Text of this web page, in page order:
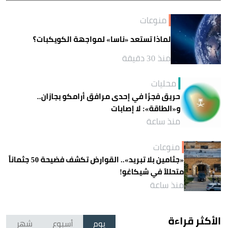
منوعات
لماذا تستعد «ناسا» لمواجهة الكويكبات؟
منذ 30 دقيقة
محليات
حريق فجرًا في إحدى مرافق أرامكو بجازان..
و«الطاقة»: لا إصابات
منذ ساعة
منوعات
«جثامين بلا تبريد».. القوارض تكشف فضيحة 50 جثماناً
متحللاً في شيكاغو!
منذ ساعة
الأكثر قراءة يوم أسبوع شهر